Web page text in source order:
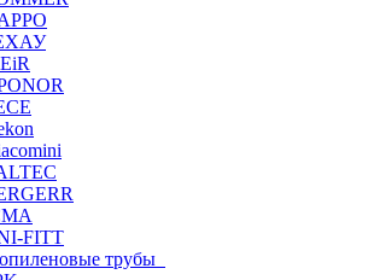
FITT
трубы